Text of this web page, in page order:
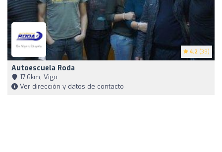
4.2 (39)
Autoescuela Roda
17,6km, Vigo
Ver dirección y datos de contacto